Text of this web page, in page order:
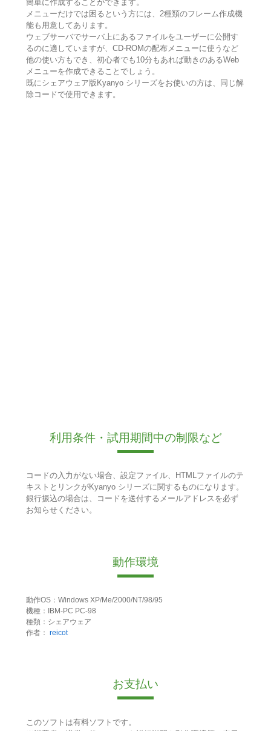
簡単に作成することができます。
メニューだけでは困るという方には、2種類のフレーム作成機
能も用意してあります。
ウェブサーバでサーバ上にあるファイルをユーザーに公開す
るのに適していますが、CD-ROMの配布メニューに使うなど
他の使い方もでき、初心者でも10分もあれば動きのあるWeb
メニューを作成できることでしょう。
既にシェアウェア版Kyanyo シリーズをお使いの方は、同じ解
除コードで使用できます。
利用条件・試用期間中の制限など
コードの入力がない場合、設定ファイル、HTMLファイルのテ
キストとリンクがKyanyo シリーズに関するものになります。
銀行振込の場合は、コードを送付するメールアドレスを必ず
お知らせください。
動作環境
動作OS：Windows XP/Me/2000/NT/98/95
機種：IBM-PC PC-98
種類：シェアウェア
作者： reicot
お支払い
このソフトは有料ソフトです。